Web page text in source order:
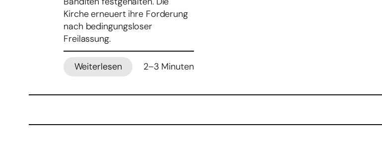
Kirche erneuert ihre Forderung
nach bedingungsloser
Freilassung.
Weiterlesen
:
Bischöfe
Freilassung
2–3 Minuten